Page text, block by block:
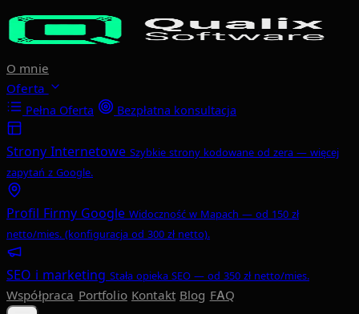
Przejdź do głównej treści
O mnie
Oferta
Pełna Oferta Bezpłatna konsultacja
Strony Internetowe Szybkie strony kodowane od zera — więcej
zapytań z Google.
Profil Firmy Google Widoczność w Mapach — od 150 zł
netto/mies. (konfiguracja od 300 zł netto).
SEO i marketing Stała opieka SEO — od 350 zł netto/mies.
Współpraca Portfolio Kontakt Blog FAQ